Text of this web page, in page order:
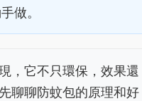
做。
，它不只環保，效果還
聊聊防蚊包的原理和好